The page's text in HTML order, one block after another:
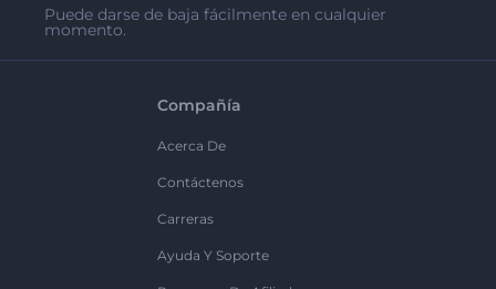
Puede darse de baja fácilmente en cualquier
momento.
Compañía
Acerca De
Contáctenos
Carreras
Ayuda Y Soporte